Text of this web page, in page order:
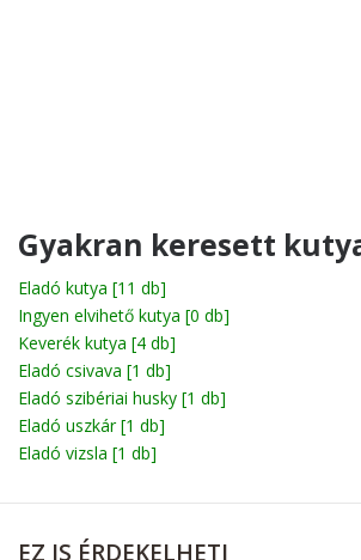
Gyakran keresett
Eladó kutya [11 db]
Ingyen elvihető kutya [0 db]
Keverék kutya [4 db]
Eladó csivava [1 db]
Eladó szibériai husky [1 db]
Eladó uszkár[1 db]
Eladó vizsla [1 db]
EZ IS ÉRDEKELHETI